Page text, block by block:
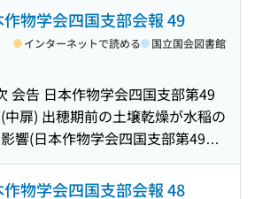
(日本作物学会四国支部第52回講
裏作での有機栽培ジャガイモの収
資材の影響(日本作物学会四国支部
旨) 現地調査からみた愛媛県内の
上阻害要因(日本作物学会四国支
要旨) 中国吉林省大安のアルカリ
産(日本作物学会四国支部第52回
央アフリカ・ガボン共和国におけ
課題(日本作物学会四国支部第52
を助長する登熟期の気象条件(日
部第51回講演会講演要旨) 異なる気
水稲の玄米品質および収量に及
本作物学会四国支部第51回講演
稲品種の玄米における白未熟粒の
ズの関係(日本作物学会四国支部
旨) インドネシア,北スラウェシ
る'サグバル'(Sagu Baruk)
群落における分げつ性とR:FR比
学会四国支部第50回講演会講演要
コムギ群落における受光量と日
学会四国支部第50回講演会講演
る赤色および遠赤色光照射がコム
収量に及ぼす影響(日本作物学会
会講演要旨) 異なる栽植密度で狭
種サチユタカの生長解析(日本作
回講演会講演要旨) 播種期の違い
作物学会四国支部会報 49
インターネットで読める 国立国会図書館
会告 日本作物学会四国支部第49
扉) 出穂期前の土壌乾燥が水稲の
響(日本作物学会四国支部第49回
イ酸資材の施用が水稲品種ヒノヒ
及ぼす影響(日本作物学会四国支
作物学会四国支部会報 48